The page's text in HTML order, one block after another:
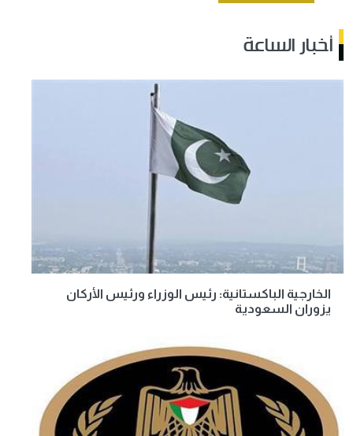
أخبار الساعة
الخارجية الباكستانية: رئيس الوزراء ورئيس الأركان
يزوران السعودية